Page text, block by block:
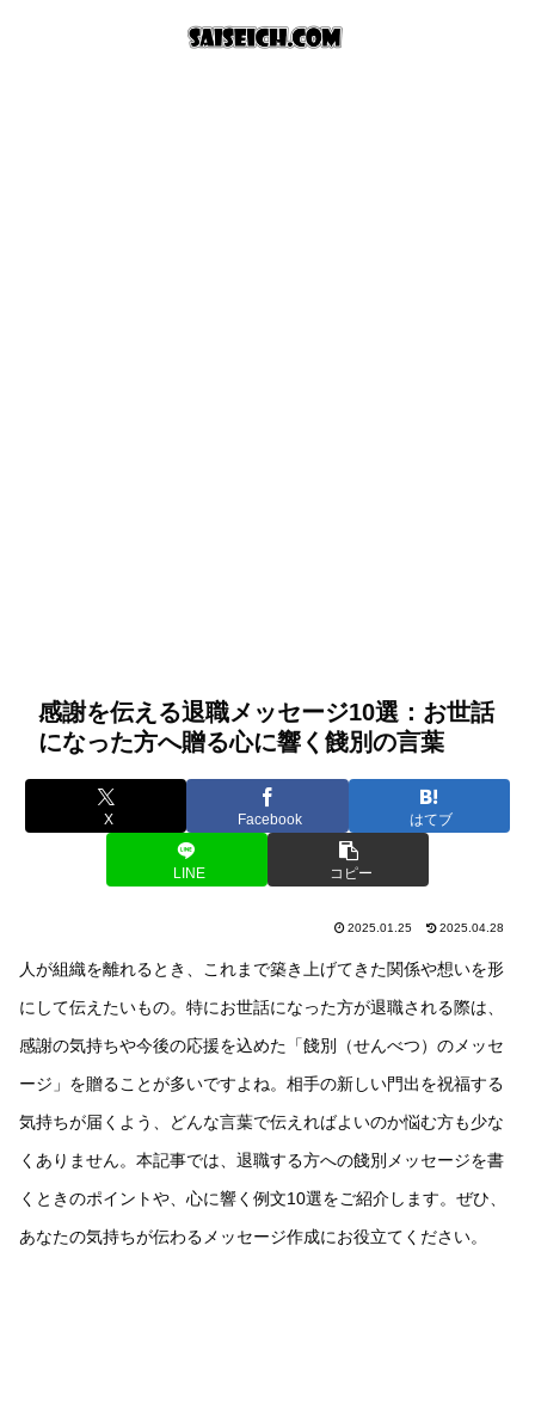
感謝を伝える退職メッセージ10選：お世話
になった方へ贈る心に響く餞別の言葉
X Facebook はてブ
LINE コピー
2025.01.25 2025.04.28
人が組織を離れるとき、これまで築き上げてきた関係や想いを形
にして伝えたいもの。特にお世話になった方が退職される際は、
感謝の気持ちや今後の応援を込めた「餞別（せんべつ）のメッセ
ージ」を贈ることが多いですよね。相手の新しい門出を祝福する
気持ちが届くよう、どんな言葉で伝えればよいのか悩む方も少な
くありません。本記事では、退職する方への餞別メッセージを書
くときのポイントや、心に響く例文10選をご紹介します。ぜひ、
あなたの気持ちが伝わるメッセージ作成にお役立てください。